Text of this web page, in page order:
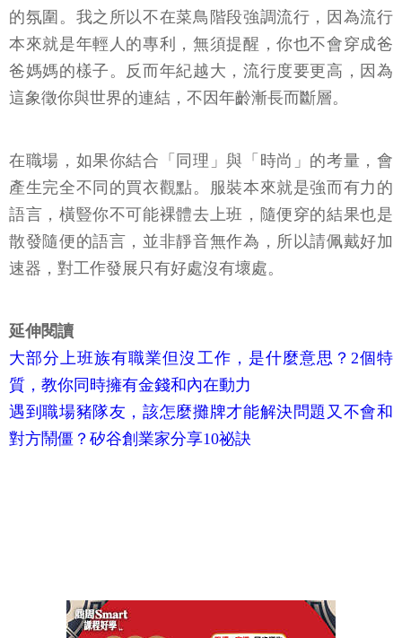
的氛圍。我之所以不在菜鳥階段強調流行，因為流行
本來就是年輕人的專利，無須提醒，你也不會穿成爸
爸媽媽的樣子。反而年紀越大，流行度要更高，因為
這象徵你與世界的連結，不因年齡漸長而斷層。
在職場，如果你結合「同理」與「時尚」的考量，會
產生完全不同的買衣觀點。服裝本來就是強而有力的
語言，橫豎你不可能裸體去上班，隨便穿的結果也是
散發隨便的語言，並非靜音無作為，所以請佩戴好加
速器，對工作發展只有好處沒有壞處。
延伸閱讀
大部分上班族有職業但沒工作，是什麼意思？2個特
質，教你同時擁有金錢和內在動力
遇到職場豬隊友，該怎麼攤牌才能解決問題又不會和
對方鬧僵？矽谷創業家分享10祕訣